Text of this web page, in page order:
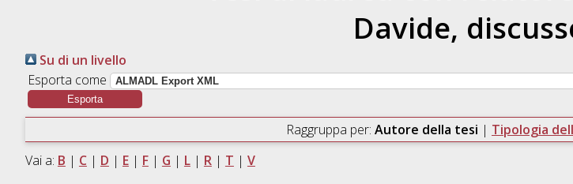
Davide,
Su di un livello
Esporta come
Raggruppa per: Autore della tesi | Tipologia
Vai a: B | C| D | E| F| G | L| R| T | V